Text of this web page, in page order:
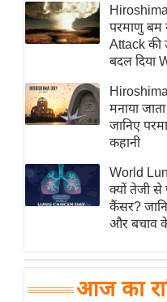
Hindi
Videos
IPL
2026
ई-पेपर
मिसाल बेमिसाल
शख्सियत
यंग इंडिया
साहित्य जगत
ऑटो वर्ल्ड
मनोरंजन जगत
बॉलीवुड
परमाणु बम
Attack की
बदल दिया
मनाया
जानिए
कहानी
World
क्यों तेजी
कैंसर?
और बचाव
आज का